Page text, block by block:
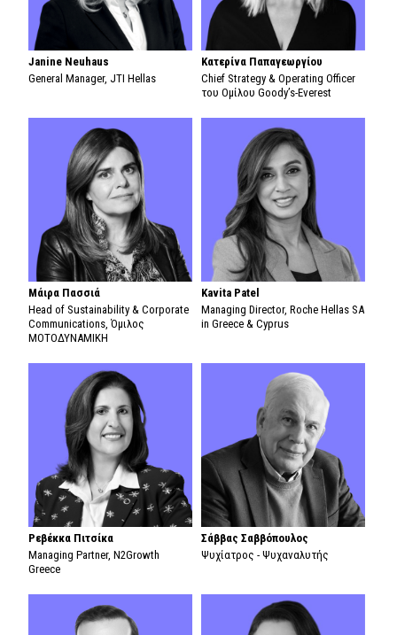
Janine Neuhaus
General Manager, JTI Hellas
Κατερίνα Παπαγεωργίου
Chief Strategy & Operating Officer
του Ομίλου Goody’s-Everest
Μάιρα Πασσιά
Head of Sustainability & Corporate
Communications, Όμιλος
ΜΟΤΟΔΥΝΑΜΙΚΗ
Kavita Patel
Managing Director, Roche Hellas SA
in Greece & Cyprus
Ρεβέκκα Πιτσίκα
Managing Partner, N2Growth
Greece
Σάββας Σαββόπουλος
Ψυχίατρος - Ψυχαναλυτής